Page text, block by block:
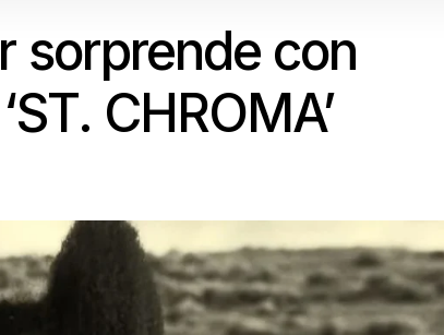
The Creator sorprende con música nueva en ‘ST. CHROMA’
sorprende con
CHROMA’